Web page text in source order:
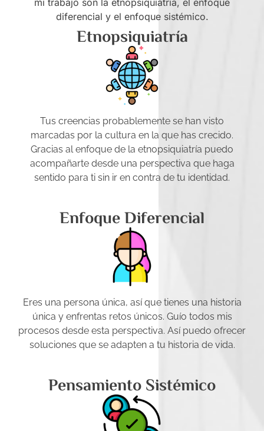
diferencial y el enfoque sistémico.
Etnopsiquiatría
Tus creencias probablemente se han visto
marcadas por la cultura en la que has crecido.
Gracias al enfoque de la etnopsiquiatría puedo
acompañarte desde una perspectiva que haga
sentido para ti sin ir en contra de tu identidad.
Enfoque Diferencial
Eres una persona única, así que tienes una historia
única y enfrentas retos únicos. Guío todos mis
procesos desde esta perspectiva. Así puedo ofrecer
soluciones que se adapten a tu historia de vida.
Pensamiento Sistémico